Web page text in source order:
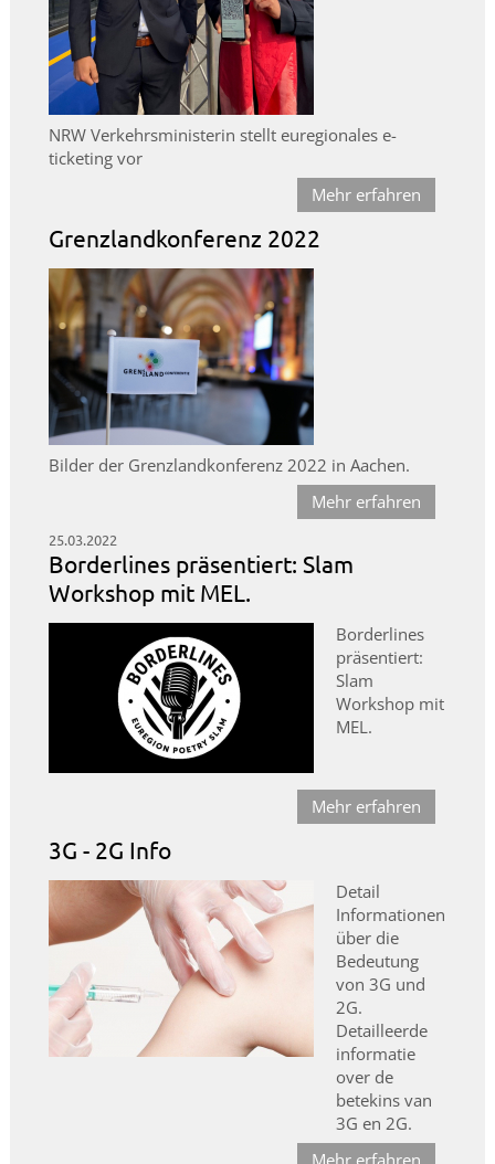
NRW Verkehrsministerin stellt euregionales e-
ticketing vor
Mehr erfahren
Grenzlandkonferenz 2022
Bilder der Grenzlandkonferenz 2022 in Aachen.
Mehr erfahren
25.03.2022
Borderlines präsentiert: Slam
Workshop mit MEL.
Borderlines
präsentiert:
Slam
Workshop mit
MEL.
Mehr erfahren
3G - 2G Info
Detail
Informationen
über die
Bedeutung
von 3G und
2G.
Detailleerde
informatie
over de
betekins van
3G en 2G.